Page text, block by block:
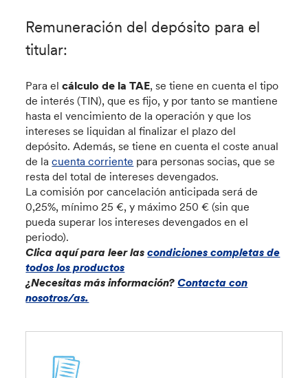
Remuneración del depósito para el
titular:
Para elcálculo de la TAE, se tiene en cuenta el tipo
de interés (TIN), que es fijo, y por tanto se mantiene
hasta el vencimiento de la operación y que los
intereses se liquidan al finalizar el plazo del
depósito. Además, se tiene en cuenta el coste anual
de lacuenta corriente para personas socias, que se
resta del total de intereses devengados.
La comisión por cancelación anticipada será de
0,25%, mínimo 25 €, y máximo 250 € (sin que
pueda superar los intereses devengados en el
periodo).
Clica aquí para leer lascondiciones completas de
todos los productos
¿Necesitas más información?Contacta con
nosotros/as.